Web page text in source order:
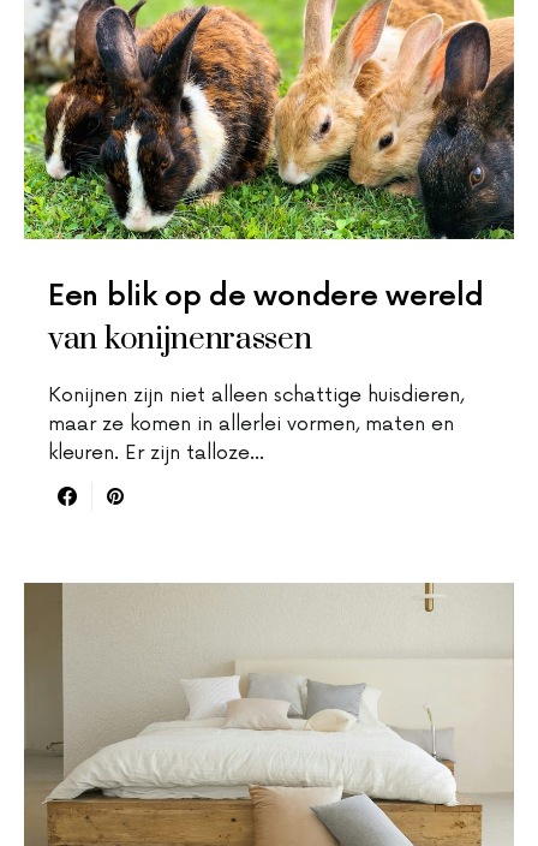
Een blik op de wondere wereld
van konijnenrassen
Konijnen zijn niet alleen schattige huisdieren,
maar ze komen in allerlei vormen, maten en
kleuren. Er zijn talloze…